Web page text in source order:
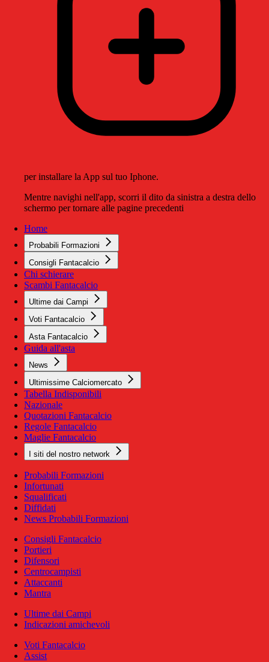
per installare la App sul tuo Iphone.
Mentre navighi nell'app, scorri il dito da sinistra a destra dello
schermo per tornare alle pagine precedenti
Home
Probabili Formazioni
Consigli Fantacalcio
Chi schierare
Scambi Fantacalcio
Ultime dai Campi
Voti Fantacalcio
Asta Fantacalcio
Guida all'asta
News
Ultimissime Calciomercato
Tabella Indisponibili
Nazionale
Quotazioni Fantacalcio
Regole Fantacalcio
Maglie Fantacalcio
I siti del nostro network
Probabili Formazioni
Infortunati
Squalificati
Diffidati
News Probabili Formazioni
Consigli Fantacalcio
Portieri
Difensori
Centrocampisti
Attaccanti
Mantra
Ultime dai Campi
Indicazioni amichevoli
Voti Fantacalcio
Assist